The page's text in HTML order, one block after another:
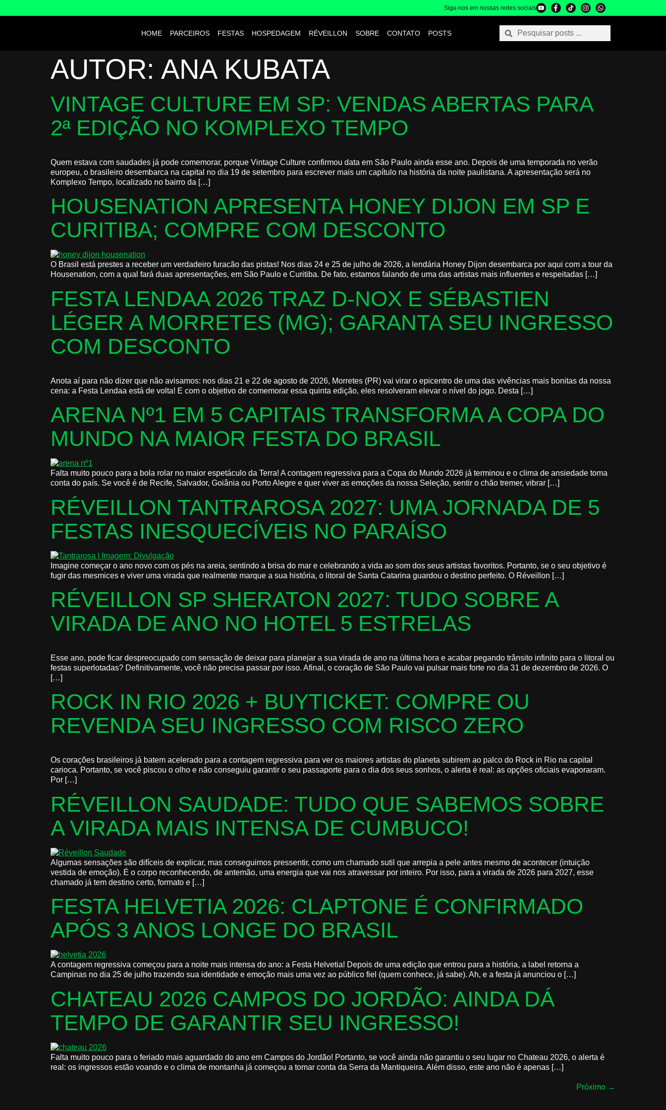
Siga-nos em nossas redes sociais
HOME PARCEIROS FESTAS HOSPEDAGEM RÉVEILLON SOBRE CONTATO POSTS
AUTOR: ANA KUBATA
VINTAGE CULTURE EM SP: VENDAS ABERTAS PARA
2ª EDIÇÃO NO KOMPLEXO TEMPO
Quem estava com saudades já pode comemorar, porque Vintage Culture confirmou data em São Paulo ainda esse ano. Depois de uma temporada no verão
europeu, o brasileiro desembarca na capital no dia 19 de setembro para escrever mais um capítulo na história da noite paulistana. A apresentação será no
Komplexo Tempo, localizado no bairro da […]
HOUSENATION APRESENTA HONEY DIJON EM SP E
CURITIBA; COMPRE COM DESCONTO
O Brasil está prestes a receber um verdadeiro furacão das pistas! Nos dias 24 e 25 de julho de 2026, a lendária Honey Dijon desembarca por aqui com a tour da
Housenation, com a qual fará duas apresentações, em São Paulo e Curitiba. De fato, estamos falando de uma das artistas mais influentes e respeitadas […]
FESTA LENDAA 2026 TRAZ D-NOX E SÉBASTIEN
LÉGER A MORRETES (MG); GARANTA SEU INGRESSO
COM DESCONTO
Anota aí para não dizer que não avisamos: nos dias 21 e 22 de agosto de 2026, Morretes (PR) vai virar o epicentro de uma das vivências mais bonitas da nossa
cena: a Festa Lendaa está de volta! E com o objetivo de comemorar essa quinta edição, eles resolveram elevar o nível do jogo. Desta […]
ARENA Nº1 EM 5 CAPITAIS TRANSFORMA A COPA DO
MUNDO NA MAIOR FESTA DO BRASIL
Falta muito pouco para a bola rolar no maior espetáculo da Terra! A contagem regressiva para a Copa do Mundo 2026 já terminou e o clima de ansiedade toma
conta do país. Se você é de Recife, Salvador, Goiânia ou Porto Alegre e quer viver as emoções da nossa Seleção, sentir o chão tremer, vibrar […]
RÉVEILLON TANTRAROSA 2027: UMA JORNADA DE 5
FESTAS INESQUECÍVEIS NO PARAÍSO
Imagine começar o ano novo com os pés na areia, sentindo a brisa do mar e celebrando a vida ao som dos seus artistas favoritos. Portanto, se o seu objetivo é
fugir das mesmices e viver uma virada que realmente marque a sua história, o litoral de Santa Catarina guardou o destino perfeito. O Réveillon […]
RÉVEILLON SP SHERATON 2027: TUDO SOBRE A
VIRADA DE ANO NO HOTEL 5 ESTRELAS
Esse ano, pode ficar despreocupado com sensação de deixar para planejar a sua virada de ano na última hora e acabar pegando trânsito infinito para o litoral ou
festas superlotadas? Definitivamente, você não precisa passar por isso. Afinal, o coração de São Paulo vai pulsar mais forte no dia 31 de dezembro de 2026. O
[…]
ROCK IN RIO 2026 + BUYTICKET: COMPRE OU
REVENDA SEU INGRESSO COM RISCO ZERO
Os corações brasileiros já batem acelerado para a contagem regressiva para ver os maiores artistas do planeta subirem ao palco do Rock in Rio na capital
carioca. Portanto, se você piscou o olho e não conseguiu garantir o seu passaporte para o dia dos seus sonhos, o alerta é real: as opções oficiais evaporaram.
Por […]
RÉVEILLON SAUDADE: TUDO QUE SABEMOS SOBRE
A VIRADA MAIS INTENSA DE CUMBUCO!
Algumas sensações são difíceis de explicar, mas conseguimos pressentir, como um chamado sutil que arrepia a pele antes mesmo de acontecer (intuição
vestida de emoção). É o corpo reconhecendo, de antemão, uma energia que vai nos atravessar por inteiro. Por isso, para a virada de 2026 para 2027, esse
chamado já tem destino certo, formato e […]
FESTA HELVETIA 2026: CLAPTONE É CONFIRMADO
APÓS 3 ANOS LONGE DO BRASIL
A contagem regressiva começou para a noite mais intensa do ano: a Festa Helvetia! Depois de uma edição que entrou para a história, a label retorna a
Campinas no dia 25 de julho trazendo sua identidade e emoção mais uma vez ao público fiel (quem conhece, já sabe). Ah, e a festa já anunciou o […]
CHATEAU 2026 CAMPOS DO JORDÃO: AINDA DÁ
TEMPO DE GARANTIR SEU INGRESSO!
Falta muito pouco para o feriado mais aguardado do ano em Campos do Jordão! Portanto, se você ainda não garantiu o seu lugar no Chateau 2026, o alerta é
real: os ingressos estão voando e o clima de montanha já começou a tomar conta da Serra da Mantiqueira. Além disso, este ano não é apenas […]
Próximo →